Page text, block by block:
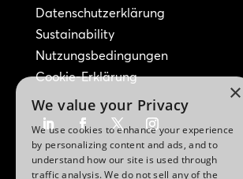
Datenschutzerklärung
Sustainability
Nutzungsbedingungen
Cookie-Erklärung
×
We value your Privacy
We use cookies to enhance your experience
by personalizing content and ads, and to
understand how our site is used through
traffic analysis. We do not sell any of the